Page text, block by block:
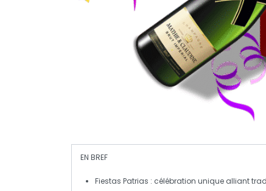
EN BREF
Fiestas Patrias : célébration unique alliant